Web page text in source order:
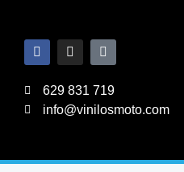
629 831 719
info@vinilosmoto.com